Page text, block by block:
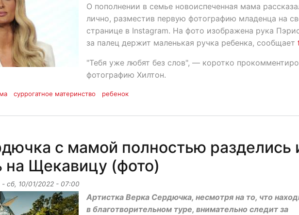
О пополнении в семье новоиспеченная мама
лично, разместив первую фотографию младенца на
странице в Instagram. На фото изображена рука
за палец держит маленькая ручка ребенка, сообщает
"Тебя уже любят без слов", — коротко
фотографию Хилтон.
суррогатное материнство ребенок
с мамой полностью разделись
на Щекавицу (фото)
- сб, 10/01/2022 - 07:00
Артистка Верка Сердючка, несмотря на то, что
в благотворительном туре, внимательно следит за